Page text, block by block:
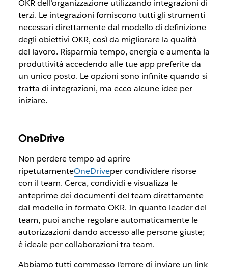
OKR dell'organizzazione utilizzando integrazioni di
terzi. Le integrazioni forniscono tutti gli strumenti
necessari direttamente dal modello di definizione
degli obiettivi OKR, così da migliorare la qualità
del lavoro. Risparmia tempo, energia e aumenta la
produttività accedendo alle tue app preferite da
un unico posto. Le opzioni sono infinite quando si
tratta di integrazioni, ma ecco alcune idee per
iniziare.
OneDrive
Non perdere tempo ad aprire
ripetutamenteOneDriveper condividere risorse
con il team. Cerca, condividi e visualizza le
anteprime dei documenti del team direttamente
dal modello in formato OKR. In quanto leader del
team, puoi anche regolare automaticamente le
autorizzazioni dando accesso alle persone giuste;
è ideale per collaborazioni tra team.
Abbiamo tutti commesso l'errore di inviare un link